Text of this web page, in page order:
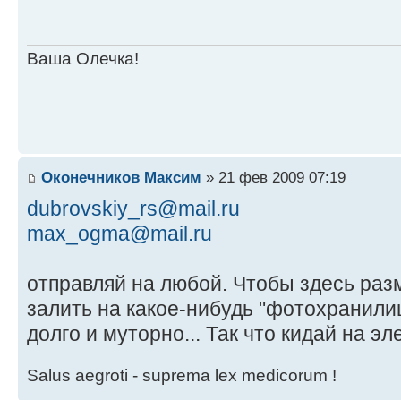
Ваша Олечка!
Оконечников Максим » 21 фев 2009 07:19
dubrovskiy_rs@mail.ru
max_ogma@mail.ru
отправляй на любой. Чтобы здесь
залить на какое-нибудь
долго и муторно... Так что кидай на
Salus aegroti - suprema lex medicorum !